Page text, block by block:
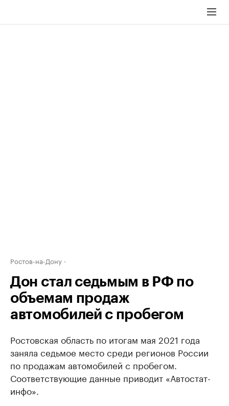
Ростов-на-Дону
Дон стал седьмым в РФ по
объемам продаж
автомобилей с пробегом
Ростовская область по итогам мая 2021 года
заняла седьмое место среди регионов России
по продажам автомобилей с пробегом.
Соответствующие данные приводит «Автостат-
инфо».